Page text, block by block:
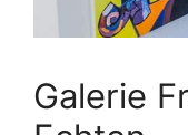
Galerie